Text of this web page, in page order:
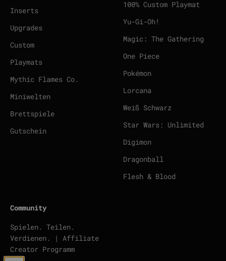
Inserts
Upgrades
Custom
Playmats
Mythic Flames Co.
Miniwelten
Brettspiele
Gutschein
100% Custom Playmat
Yu-Gi-Oh!
Magic: The Gathering
One Piece
Pokémon
Lorcana
Weiß Schwarz
Star Wars: Unlimited
Digimon
Dragonball
Flesh & Blood
Community
Spielen. Teilen.
Verdienen. | Affiliate
Creator Programm